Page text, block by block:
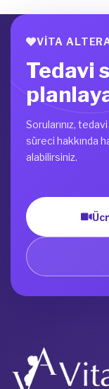
VITA
Tedavi
Sorularınız,
süreci hakkında
alabilirsiniz.